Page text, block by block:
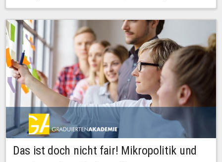
10.00 EUR
Das ist doch nicht fair! Mikropolitik und